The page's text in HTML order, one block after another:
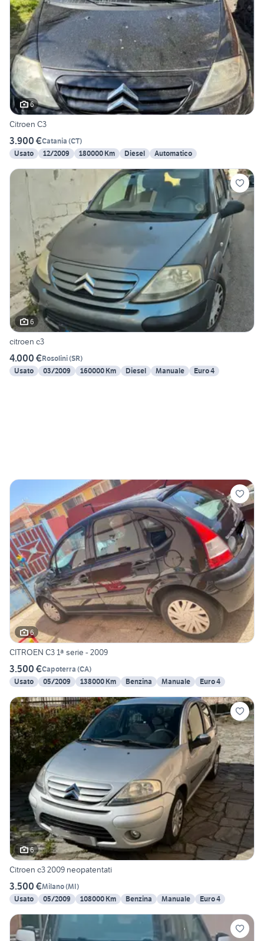
6
Citroen C3
3.900 €Catania (CT)
Usato
12/2009 180000 Km Diesel Automatico
6
citroen c3
4.000 €Rosolini(SR)
Usato
03/2009 160000 Km Diesel Manuale Euro 4
6
CITROEN C3 1ª serie - 2009
3.500 €Capoterra (CA)
Usato
05/2009 138000 Km Benzina Manuale Euro 4
6
Citroen c3 2009 neopatentati
3.500 €Milano(MI)
Usato
05/2009 108000 Km Benzina Manuale Euro 4